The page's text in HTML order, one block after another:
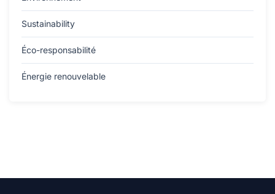
Sustainability
Éco-responsabilité
Énergie renouvelable